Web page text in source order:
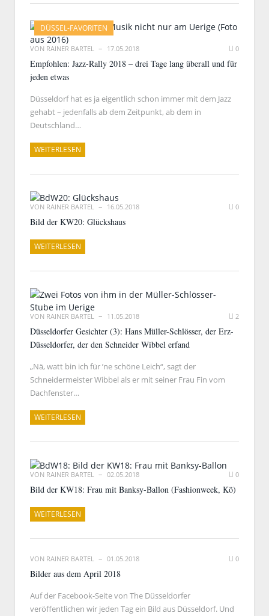
DÜSSEL-FAVORITEN
VON RAINER BARTEL 17.05.2018 0
Empfohlen: Jazz-Rally 2018 – drei Tage lang überall und für
jeden etwas
Düsseldorf hat es ja eigentlich schon immer mit dem Jazz
gehabt – jedenfalls ab dem Zeitpunkt, ab dem in
Deutschland…
WEITERLESEN
VON RAINER BARTEL 16.05.2018 0
Bild der KW20: Glückshaus
WEITERLESEN
VON RAINER BARTEL 11.05.2018 2
Düsseldorfer Gesichter (3): Hans Müller-Schlösser, der Erz-
Düsseldorfer, der den Schneider Wibbel erfand
„Nä, watt bin ich für ’ne schöne Leich“, sagt der
Schneidermeister Wibbel als er mit seiner Frau Fin vom
Dachfenster…
WEITERLESEN
VON RAINER BARTEL 02.05.2018 0
Bild der KW18: Frau mit Banksy-Ballon (Fashionweek, Kö)
WEITERLESEN
VON RAINER BARTEL 01.05.2018 0
Bilder aus dem April 2018
Auf der Facebook-Seite von The Düsseldorfer
veröffentlichen wir jeden Tag ein Bild aus Düsseldorf. Und